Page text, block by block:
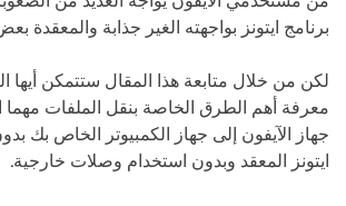
برنامج ايتونز بواجهته الغير جذابة والمعقدة
لكن من خلال متابعة هذا المقال ستتمكن أيها
معرفة أهم الطرق الخاصة بنقل الملفات
جهاز الآيفون إلى جهاز الكمبيوتر الخاص بك
ايتونز المعقد وبدون استخدام وصلات خارجية.